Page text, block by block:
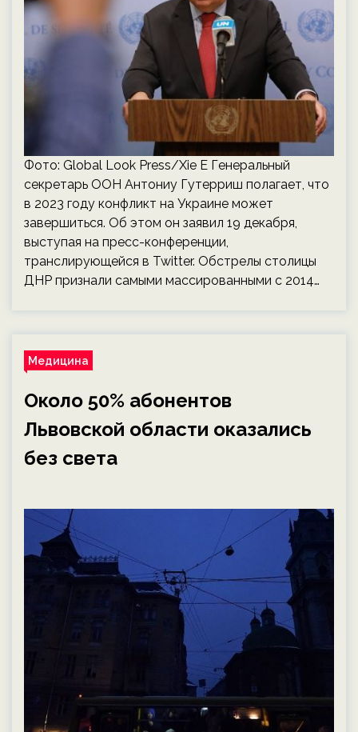
Фото: Global Look Press/Xie E Генеральный
секретарь ООН Антониу Гутерриш полагает, что
в 2023 году конфликт на Украине может
завершиться. Об этом он заявил 19 декабря,
выступая на пресс-конференции,
транслирующейся в Twitter. Обстрелы столицы
ДНР признали самыми массированными с 2014…
Медицина
Около 50% абонентов
Львовской области оказались
без света